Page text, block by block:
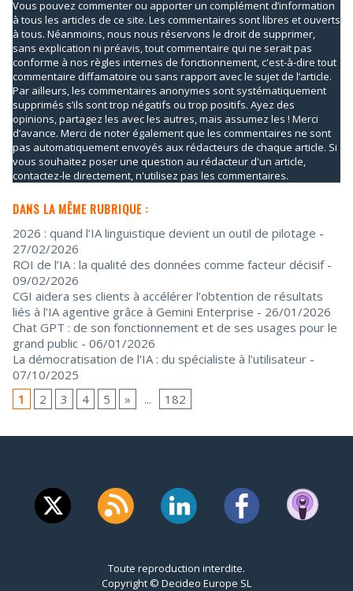
Vous pouvez commenter ou apporter un complément d’information
à tous les articles de ce site. Les commentaires sont libres et ouverts
à tous. Néanmoins, nous nous réservons le droit de supprimer,
sans explication ni préavis, tout commentaire qui ne serait pas
conforme à nos règles internes de fonctionnement, c'est-à-dire tout
commentaire diffamatoire ou sans rapport avec le sujet de l’article.
Par ailleurs, les commentaires anonymes sont systématiquement
supprimés s’ils sont trop négatifs ou trop positifs. Ayez des
opinions, partagez les avec les autres, mais assumez les ! Merci
d’avance. Merci de noter également que les commentaires ne sont
pas automatiquement envoyés aux rédacteurs de chaque article. Si
vous souhaitez poser une question au rédacteur d'un article,
contactez-le directement, n'utilisez pas les commentaires.
DANS LA MÊME RUBRIQUE :
2026 : quand l’IA linguistique devient un outil de pilotage -
27/02/2026
ROI de l’IA : la qualité des données comme facteur décisif -
09/02/2026
CGI aidera ses clients à accélérer l’obtention de résultats
liés à l’IA agentive grâce à Gemini Enterprise - 26/01/2026
Chat GPT : de son fonctionnement et de ses usages pour le
grand public - 06/01/2026
La démocratisation de l'IA : du spécialiste à l'utilisateur -
07/10/2025
1
2 3 4 5 » ... 182
Toute reproduction interdite.
Copyright © Decideo Europe SL